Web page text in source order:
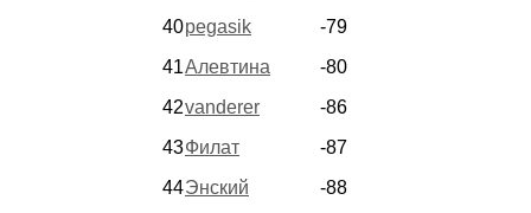
40pegasik
-79
41Алевтина
-80
42vanderer
-86
43Филат
-87
44Энский
-88